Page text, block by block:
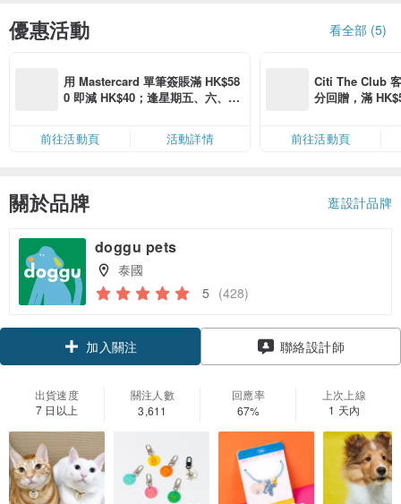
優惠活動 看全部 (5)
用 Mastercard 單筆簽賬滿 HK$58
0 即減 HK$40；逢星期五、六、日
限，額滿即止，僅限「常用信用
卡」結帳）
前往活動頁 活動詳情
Citi The Club
分回贈，滿
前往活動頁
關於品牌 逛設計品牌
doggu pets
泰國
5 (428)
加入關注
聯絡設計師
出貨速度
7 日以上
關注人數
3,611
回應率
67%
上次上線
1 天內